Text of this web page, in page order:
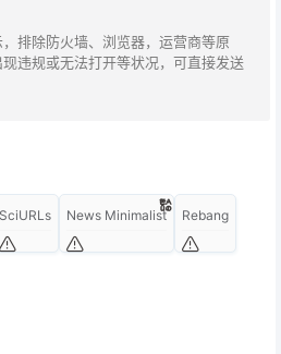
排除防火墙、浏览器，运营商等原
违规或无法打开等状况，可直接发送
SciURLs News Minimalist Rebang